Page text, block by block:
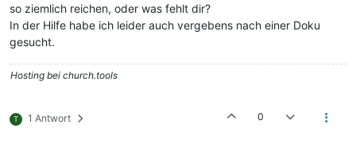
so ziemlich reichen, oder was fehlt dir?
In der Hilfe habe ich leider auch vergebens nach einer Doku
gesucht.
Hosting bei church.tools
T 1 Antwort 0